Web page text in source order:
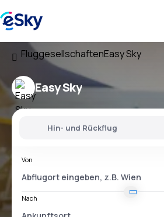
FluggesellschaftenEasy Sky
Easy Sky
Hin- und Rückflug
Von
Nach